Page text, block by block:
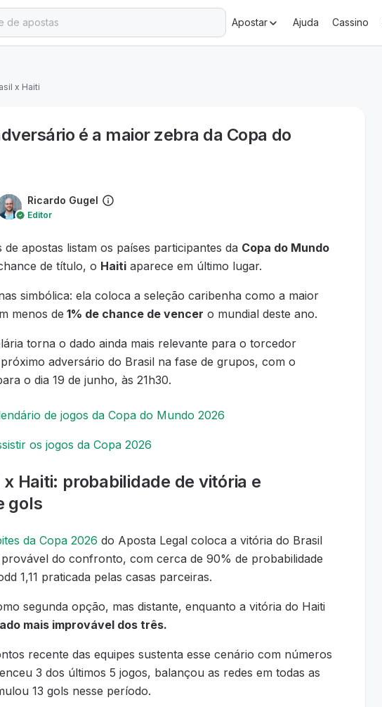
Apostar Ajuda Cassino
+18 Ministério da Fazenda adverte: aposta não é investimento.
x Haiti
é a maior zebra da Copa do
Ricardo Gugel
Editor
apostas listam os países participantes da Copa do Mundo
de título, o Haiti aparece em último lugar.
simbólica: ela coloca a seleção caribenha como a maior
menos de 1% de chance de vencer o mundial deste ano.
torna o dado ainda mais relevante para o torcedor
adversário do Brasil na fase de grupos, com o
o dia 19 de junho, às 21h30.
de jogos da Copa do Mundo 2026
os jogos da Copa 2026
Haiti: probabilidade de vitória e
gols
da Copa 2026 do Aposta Legal coloca a vitória do Brasil
do confronto, com cerca de 90% de probabilidade
1,11 praticada pelas casas parceiras.
segunda opção, mas distante, enquanto a vitória do Haiti
mais improvável dos três.
recente das equipes sustenta esse cenário com números
3 dos últimos 5 jogos, balançou as redes em todas as
13 gols nesse período.